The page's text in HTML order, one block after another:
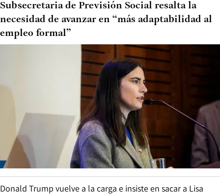
Subsecretaria de Previsión Social resalta la
necesidad de avanzar en “más adaptabilidad al
empleo formal”
Donald Trump vuelve a la carga e insiste en sacar a Lisa